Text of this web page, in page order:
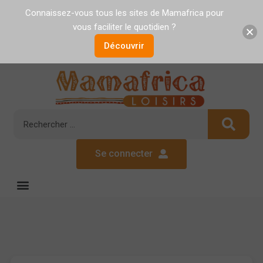
Se connecter
Connaissez-vous tous les sites de Mamafrica pour
vous faciliter le quotidien ?
Découvrir